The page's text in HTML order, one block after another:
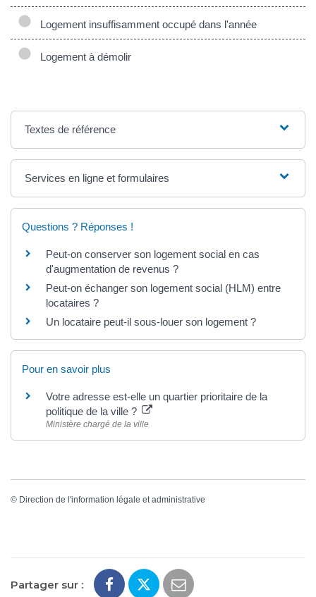
Logement insuffisamment occupé dans l'année
Logement à démolir
Textes de référence
Services en ligne et formulaires
Questions ? Réponses !
Peut-on conserver son logement social en cas
d'augmentation de revenus ?
Peut-on échanger son logement social (HLM) entre
locataires ?
Un locataire peut-il sous-louer son logement ?
Pour en savoir plus
Votre adresse est-elle un quartier prioritaire de la
politique de la ville ?
Ministère chargé de la ville
© Direction de l'information légale et administrative
Partager sur :